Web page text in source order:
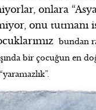
onlara
onu
bundan
bir çocuğun en